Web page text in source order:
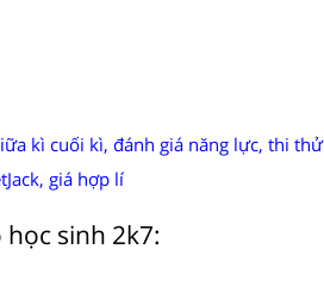
kì cuối kì, đánh giá năng lực, thi thử
giá hợp lí
học sinh 2k7: